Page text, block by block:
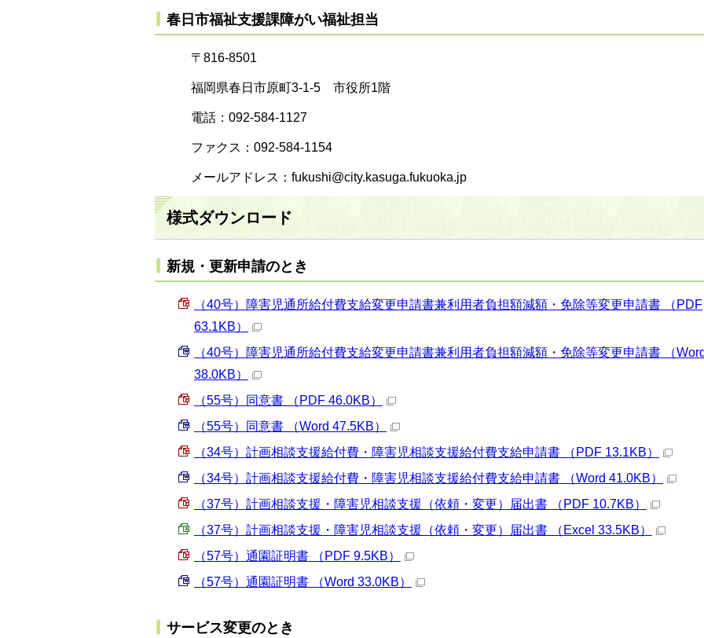
春日市福祉支援課障がい福祉担当
〒816-8501
福岡県春日市原町3-1-5 市役所1階
電話：092-584-1127
ファクス：092-584-1154
メールアドレス：fukushi@city.kasuga.fukuoka.jp
様式ダウンロード
新規・更新申請のとき
（40号）障害児通所給付費支給変更申請書兼利用者負担額減額・免除等変更申請書 （PDF
63.1KB）
（40号）障害児通所給付費支給変更申請書兼利用者負担額減額・免除等変更申請書 （
38.0KB）
（55号）同意書 （PDF 46.0KB）
（55号）同意書 （Word 47.5KB）
（34号）計画相談支援給付費・障害児相談支援給付費支給申請書 （PDF 13.1KB）
（34号）計画相談支援給付費・障害児相談支援給付費支給申請書 （Word 41.0KB）
（37号）計画相談支援・障害児相談支援（依頼・変更）届出書 （PDF 10.7KB）
（37号）計画相談支援・障害児相談支援（依頼・変更）届出書 （Excel 33.5KB）
（57号）通園証明書 （PDF 9.5KB）
（57号）通園証明書 （Word 33.0KB）
サービス変更のとき